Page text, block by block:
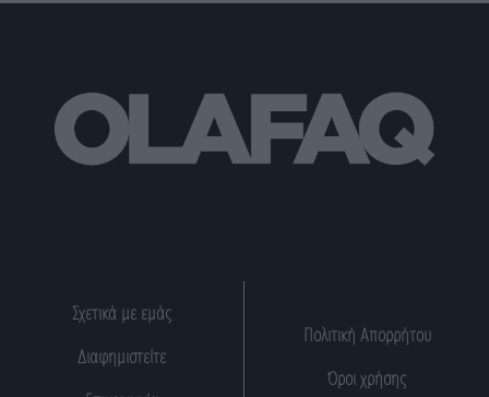
Σχετικά με εμάς
Διαφημιστείτε
Πολιτική Απορρήτου
Όροι χρήσης